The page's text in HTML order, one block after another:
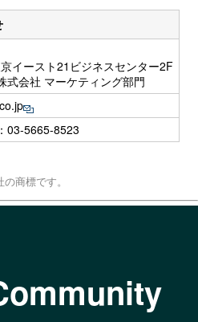
イースト21ビジネスセンター2F
式会社 マーケティング部門
03-5665-8523
商標です。